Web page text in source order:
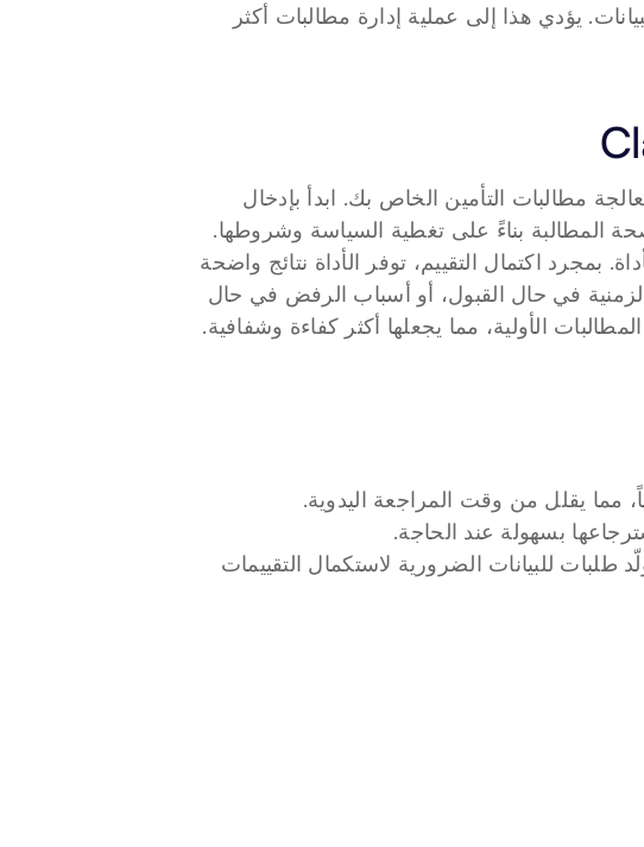
الأولية، مما يجعلها أكثر كفاءة وشفافية.
مما يقلل من وقت المراجعة اليدوية.
بسهولة عند الحاجة.